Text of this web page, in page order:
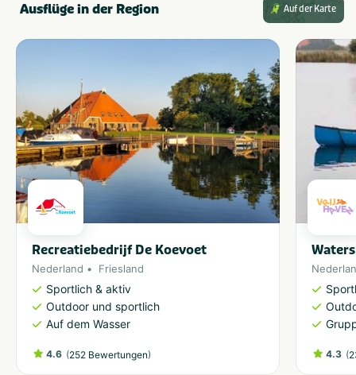
Ausflüge in der Region Auf der Karte
Recreatiebedrijf De Koevoet
Nederland Friesland
Sportlich & aktiv
Outdoor und sportlich
Auf dem Wasser
4.6 (252 Bewertungen) 4.3 (